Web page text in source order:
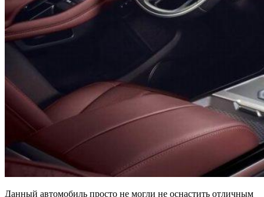
Данный автомобиль просто не могли не оснастить отличным